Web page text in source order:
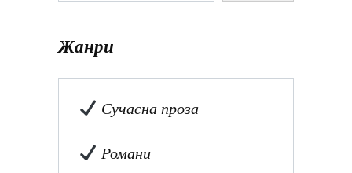
Жанри
Сучасна проза
Романи